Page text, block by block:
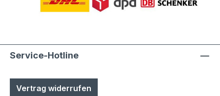
Service-Hotline
Vertrag widerrufen